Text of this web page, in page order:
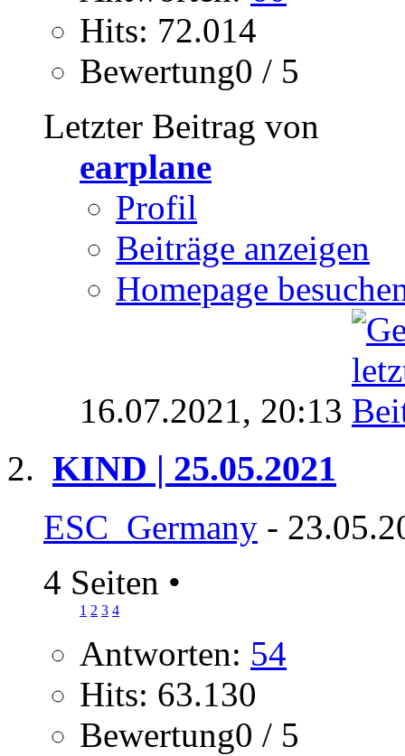
Hits: 72.014
Bewertung0 / 5
Letzter Beitrag von
earplane
Profil
Beiträge anzeigen
Homepage
16.07.2021, 20:13
KIND | 25.05.2021
ESC_Germany -
4 Seiten •
1 2 3 4
Antworten: 54
Hits: 63.130
Bewertung0 / 5